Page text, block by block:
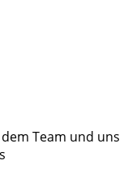
Team und uns